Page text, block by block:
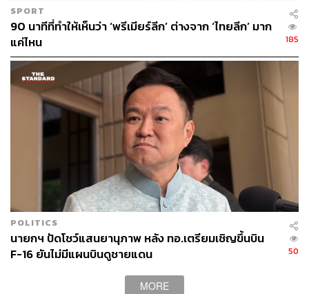
อย่างไรก็ตาม สถานการณ์ตามแนวชายแดนกลับมีแนวโน้มที่
อาจขยายตัวเป็นวิกฤตใหญ่ขึ้นได้ตลอดเวลา โดยเฉพาะการ
ปลุกกระแส “ชาตินิยม” ที่กำลังผสมผสานเข้ากับกระแส “เสนา
นิยม” ได้อย่างลงตัวในปัจจุบันช่วงเวลาปัจจุบัน ซึ่งการสร้าง
กระแสเช่นนี้ อาจกลายเป็นข้อจำกัดอย่างมากในการ
คลี่คลายความขัดแย้งที่เกิดขึ้น เพราะต่างฝ่ายต่างยืนอยู่กับ
กระแสดังกล่าว จนยังไม่เห็นลู่ทางของการเจรจาที่จะเกิดขึ้น
ได้ในอนาคต และยิ่งรัฐบาลมีแนวโน้มที่จะเดินในแนวทาง
แบบ “โหนกระแส” เพื่อตอบสนองต่อความรู้สึกของคนใน
สังคมไทยที่ถูกประกอบสร้างในแบบ “ลัทธิชาตินิยม-เสนา
นิยม” ด้วยแล้ว การหาทางออกจากกับดักความขัดแย้ง จึงยัง
“ไม่เห็นแสงสว่างของสันตภาพที่ปลายอุโมงค์” แต่อย่างใด
ดังนั้น บทความนี้จะทดลองนำเสนอข้อพิจารณาถึงนายก
รัฐมนตรี อนุทิน ที่วันนี้ต้องรับหน้าที่เป็น “กัปตันใหญ่” ใน
การนำพา “รัฐนาวาไทย” ให้ผ่านลมพายุของวิกฤตชุดนี้ไปให้
SPORT
90 นาทีที่ทำให้เห็นว่า ‘พรีเมียร์ลีก’ ต่างจาก ‘ไทยลีก’ มาก
แค่ไหน
185
POLITICS
นายกฯ ปัดโชว์แสนยานุภาพ หลัง ทอ.เตรียมเชิญขึ้นบิน
F-16 ยันไม่มีแผนบินดูชายแดน
50
MORE